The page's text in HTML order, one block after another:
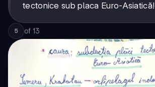
tectonice sub placa Euro-Asiatică!
5 of 13